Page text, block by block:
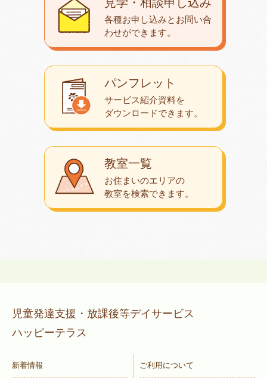
教室一覧
お住まいのエリアの
教室を検索できます。
パンフレット
サービス紹介資料を
ダウンロードできます。
各種お申し込みとお問い合
わせができます。
児童発達支援・放課後等デイサービス
ハッピーテラス
新着情報 ご利用について